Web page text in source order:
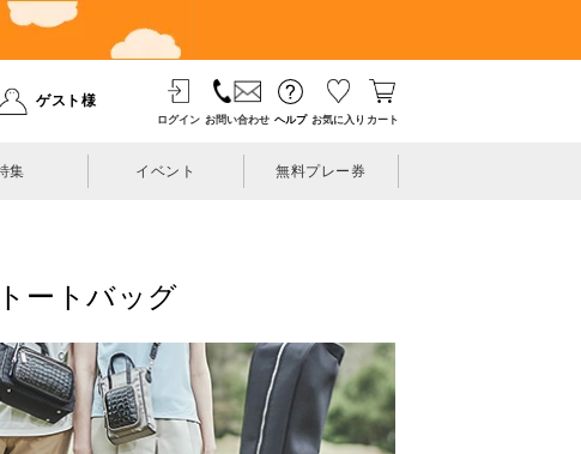
ゲスト様
ログイン お問い合わせ ヘルプ お気に入り カート
集 イベント 無料プレー券
ートバッグ